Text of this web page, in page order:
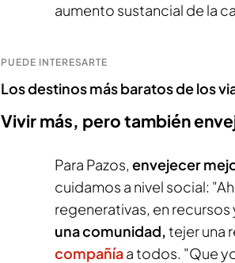
aumento sustancial de la
PUEDE INTERESARTE
Los destinos más baratos de los
Vivir más, pero también
Para Pazos, envejecer
cuidamos a nivel social:
regenerativas, en
una comunidad,tejer una
compañíaa todos. "Que